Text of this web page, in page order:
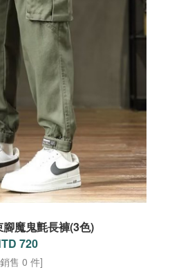
魔鬼氈長褲(3色)
720
售 0 件]